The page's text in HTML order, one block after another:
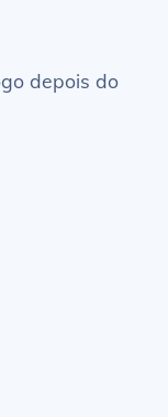
depois do